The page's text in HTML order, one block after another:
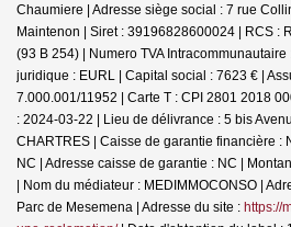
Chaumiere | Adresse siège social : 7 rue
Maintenon | Siret : 39196828600024 | RCS :
(93 B 254) | Numero TVA
juridique : EURL | Capital social : 7623 € |
7.000.001/11952 | Carte T : CPI 2801 2018
: 2024-03-22 | Lieu de délivrance : 5 bis
CHARTRES | Caisse de garantie financière :
NC | Adresse caisse de garantie : NC |
| Nom du médiateur : MEDIMMOCONSO |
Parc de Mesemena | Adresse du site : https://